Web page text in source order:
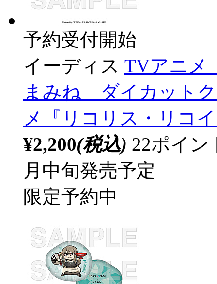
予約受付開始
イーディス TVアニメ
まみね ダイカット
メ『リコリス・リコ
¥2,200(税込) 22ポイ
月中旬発売予定
限定予約中